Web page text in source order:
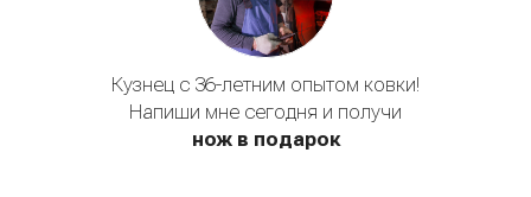
Кузнец с 36-летним опытом ковки!
Напиши мне сегодня и получи
нож в подарок